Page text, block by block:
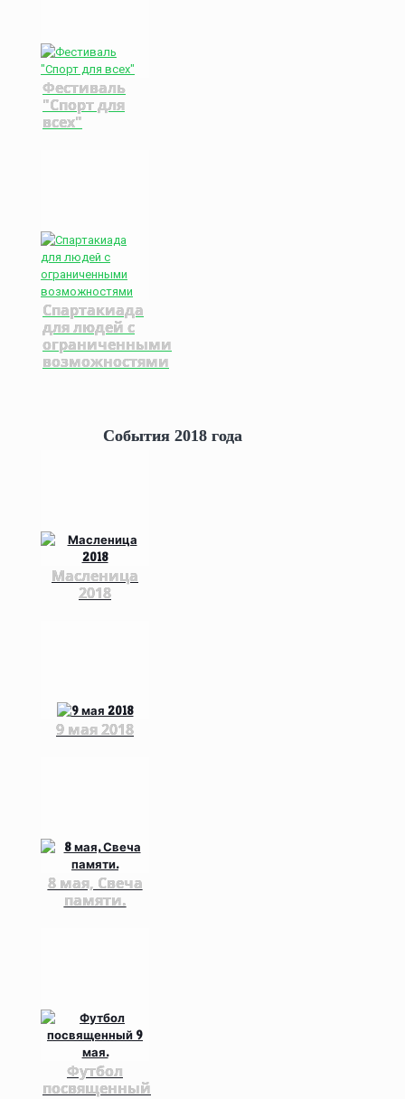
Фестиваль
"Спорт для
всех"
Спартакиада
для людей с
ограниченными
возможностями
События 2018 года
Масленица
2018
9 мая 2018
8 мая, Свеча
памяти.
Футбол
посвященный